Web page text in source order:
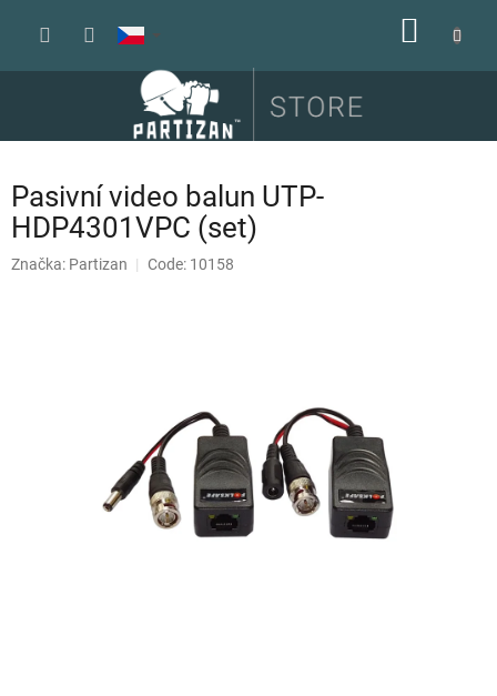
Pasivní video balun UTP-
HDP4301VPC (set)
Značka: Partizan Code: 10158